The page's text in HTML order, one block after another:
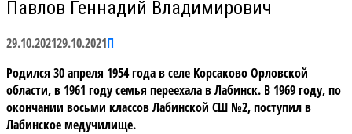
Павлов Геннадий Владимирович
29.10.202129.10.2021П
Родился 30 апреля 1954 года в селе Корсаково Орловской
области, в 1961 году семья переехала в Лабинск. В 1969 году, по
окончании восьми классов Лабинской СШ №2, поступил в
Лабинское медучилище.